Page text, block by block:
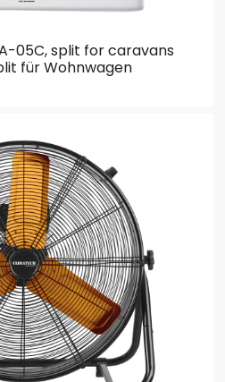
05C, split for caravans
für Wohnwagen